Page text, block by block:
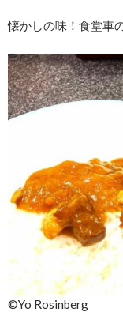
懐かしの味！食堂車
©Yo Rosinberg